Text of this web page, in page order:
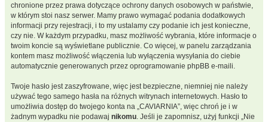
chronione przez prawa dotyczące ochrony danych osobowych w państwie,
w którym stoi nasz serwer. Mamy prawo wymagać podania dodatkowych
informacji przy rejestracji, i to my ustalamy czy podanie ich jest konieczne,
czy nie. W każdym przypadku, masz możliwość wybrania, które informacje o
twoim koncie są wyświetlane publicznie. Co więcej, w panelu zarządzania
kontem masz możliwość włączenia lub wyłączenia wysyłania do ciebie
automatycznie generowanych przez oprogramowanie phpBB e-maili.
Twoje hasło jest zaszyfrowane, więc jest bezpieczne, niemniej nie należy
używać tego samego hasła na różnych witrynach internetowych. Hasło to
umożliwia dostęp do twojego konta na „CAVIARNIA”, więc chroń je i w
żadnym wypadku nie podawaj nikomu. Jeśli je zapomnisz, użyj funkcji „Nie